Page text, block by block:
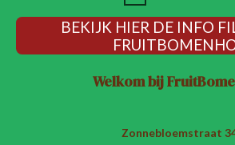
BEKIJK HIER DE INFO
Welkom bij
Zonnebloemstraat